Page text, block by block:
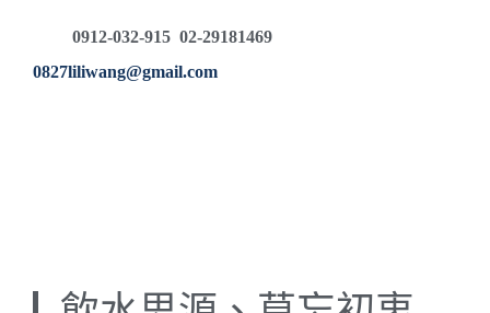
0912-032-915 02-29181469
0827liliwang@gmail.com